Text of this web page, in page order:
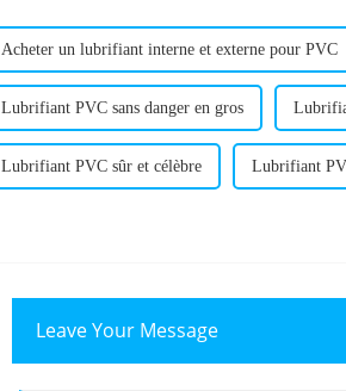
Acheter un lubrifiant interne et externe pour PVC
Lubrifiant PVC sans danger en gros
Lubrifiant PVC sûr et célèbre Lubrifiant
Leave Your Message